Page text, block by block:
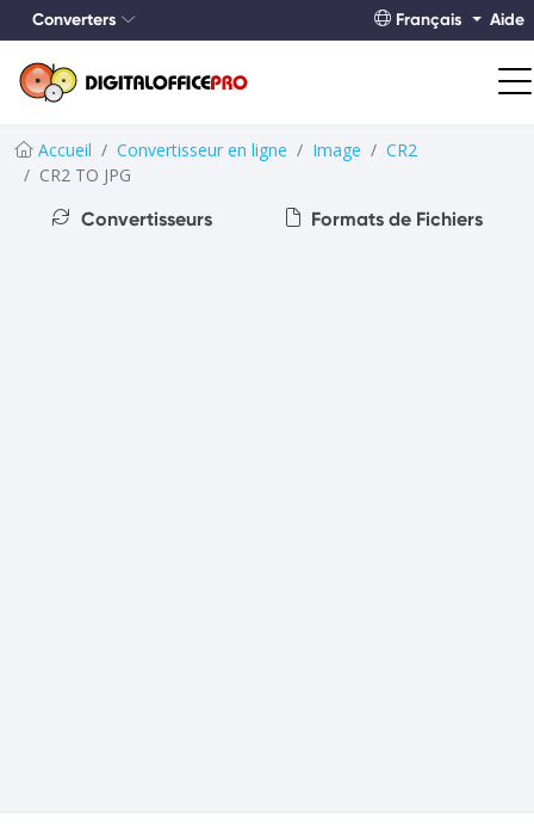
Converters Français Aide
Accueil Convertisseur en ligne Image
CR2
CR2 TO JPG
Convertisseurs
Formats de Fichiers